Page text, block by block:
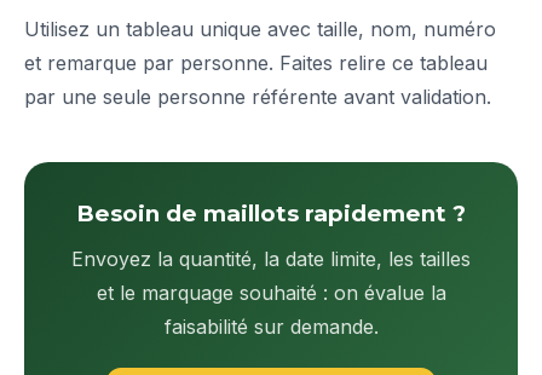
Utilisez un tableau unique avec taille, nom, numéro
et remarque par personne. Faites relire ce tableau
par une seule personne référente avant validation.
Besoin de maillots rapidement ?
Envoyez la quantité, la date limite, les tailles
et le marquage souhaité : on évalue la
faisabilité sur demande.